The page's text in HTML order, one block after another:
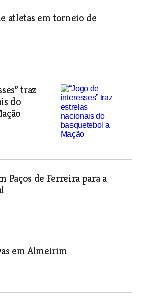
atletas em torneio de
traz
do
Paços de Ferreira para a
em Almeirim